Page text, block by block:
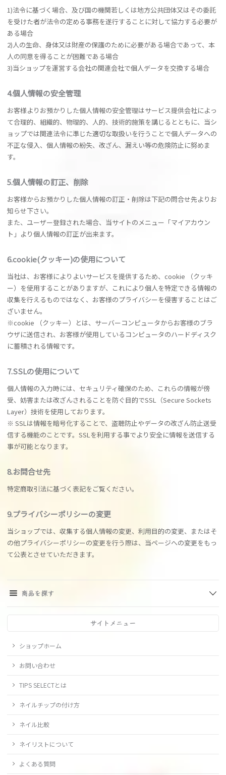
1)法令に基づく場合、及び国の機関若しくは地方公共団体又はその委託
を受けた者が法令の定める事務を遂行することに対して協力する必要が
ある場合
2)人の生命、身体又は財産の保護のために必要がある場合であって、本
人の同意を得ることが困難である場合
3)当ショップを運営する会社の関連会社で個人データを交換する場合
4.個人情報の安全管理
お客様よりお預かりした個人情報の安全管理はサービス提供会社によっ
て合理的、組織的、物理的、人的、技術的施策を講じるとともに、当シ
ョップでは関連法令に準じた適切な取扱いを行うことで個人データへの
不正な侵入、個人情報の紛失、改ざん、漏えい等の危険防止に努めま
す。
5.個人情報の訂正、削除
お客様からお預かりした個人情報の訂正・削除は下記の問合せ先よりお
知らせ下さい。
また、ユーザー登録された場合、当サイトのメニュー「マイアカウン
ト」より個人情報の訂正が出来ます。
6.cookie(クッキー)の使用について
当社は、お客様によりよいサービスを提供するため、cookie （クッキ
ー）を使用することがありますが、これにより個人を特定できる情報の
収集を行えるものではなく、お客様のプライバシーを侵害することはご
ざいません。
※cookie （クッキー）とは、サーバーコンピュータからお客様のブラ
ウザに送信され、お客様が使用しているコンピュータのハードディスク
に蓄積される情報です。
7.SSLの使用について
個人情報の入力時には、セキュリティ確保のため、これらの情報が傍
受、妨害または改ざんされることを防ぐ目的でSSL（Secure Sockets
Layer）技術を使用しております。
※ SSLは情報を暗号化することで、盗聴防止やデータの改ざん防止送受
信する機能のことです。SSLを利用する事でより安全に情報を送信する
事が可能となります。
8.お問合せ先
特定商取引法に基づく表記をご覧ください。
9.プライバシーポリシーの変更
当ショップでは、収集する個人情報の変更、利用目的の変更、またはそ
の他プライバシーポリシーの変更を行う際は、当ページへの変更をもっ
て公表とさせていただきます。
商品を探す
サイトメニュー
ショップホーム
お問い合わせ
TIPS SELECTとは
ネイルチップの付け方
ネイル比較
ネイリストについて
よくある質問